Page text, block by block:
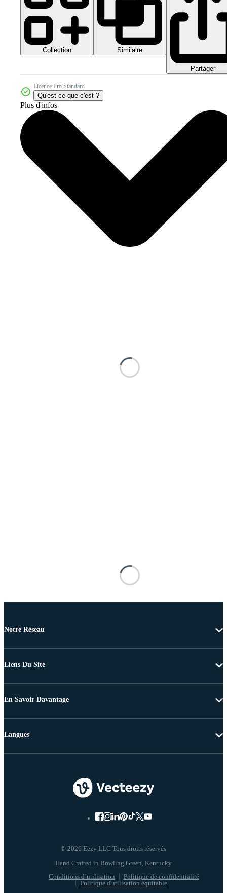
Collection Similaire
Partager
Licence Pro Standard
Qu'est-ce que c'est ?
Plus d'infos
Notre Réseau
Liens Du Site
En Savoir Davantage
© 2026 Eezy LLC Tous droits réservés
Conditions d’utilisation
Politique de confidentialité
Politique d'utilisation équitable
Langues